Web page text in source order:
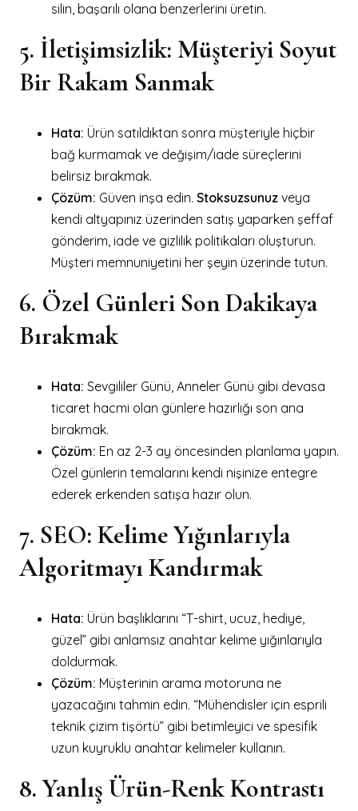
silin, başarılı olana benzerlerini üretin.
5. İletişimsizlik: Müşteriyi Soyut
Bir Rakam Sanmak
Hata: Ürün satıldıktan sonra müşteriyle hiçbir
bağ kurmamak ve değişim/iade süreçlerini
belirsiz bırakmak.
Çözüm: Güven inşa edin. Stoksuzsunuz veya
kendi altyapınız üzerinden satış yaparken şeffaf
gönderim, iade ve gizlilik politikaları oluşturun.
Müşteri memnuniyetini her şeyin üzerinde tutun.
6. Özel Günleri Son Dakikaya
Bırakmak
Hata: Sevgililer Günü, Anneler Günü gibi devasa
ticaret hacmi olan günlere hazırlığı son ana
bırakmak.
Çözüm: En az 2-3 ay öncesinden planlama yapın.
Özel günlerin temalarını kendi nişinize entegre
ederek erkenden satışa hazır olun.
7. SEO: Kelime Yığınlarıyla
Algoritmayı Kandırmak
Hata: Ürün başlıklarını “T-shirt, ucuz, hediye,
güzel” gibi anlamsız anahtar kelime yığınlarıyla
doldurmak.
Çözüm: Müşterinin arama motoruna ne
yazacağını tahmin edin. “Mühendisler için esprili
teknik çizim tişörtü” gibi betimleyici ve spesifik
uzun kuyruklu anahtar kelimeler kullanın.
8. Yanlış Ürün-Renk Kontrastı